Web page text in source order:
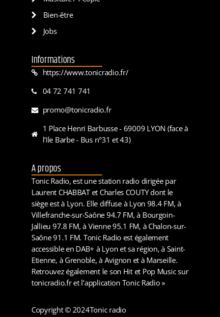
Bien-être
Jobs
Informations
https://www.tonicradio.fr/
04 72 741 741
promo@tonicradio.fr
1 Place Henri Barbusse - 69009 LYON (face à
l'Ile Barbe - Bus n°31 et 43)
A propos
Tonic Radio, est une station radio dirigée par
Laurent CHABBAT et Charles COUTY dont le
siège est à Lyon. Elle diffuse à Lyon 98.4 FM, à
Villefranche-sur-Saône 94.7 FM, à Bourgoin-
Jallieu 97.8 FM, à Vienne 95.1 FM, à Chalon-sur-
Saône 91.1 FM. Tonic Radio est également
accessible en DAB+ à Lyon et sa région, à Saint-
Etienne, à Grenoble, à Avignon et à Marseille.
Retrouvez également le son Hit et Pop Music sur
tonicradio.fr et l’application Tonic Radio »
Copyright © 2024Tonic radio